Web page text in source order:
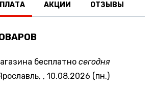
АКЦИИ ОТЗЫВЫ
бесплатно сегодня
, 10.08.2026 (пн.)